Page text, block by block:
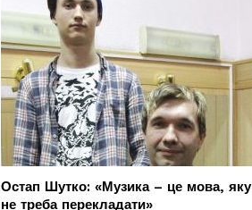
Остап Шутко: «Музика – це мова, яку
не треба перекладати»